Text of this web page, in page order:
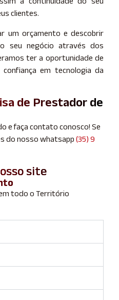
clientes.
um orçamento e descobrir
seu negócio através dos
ter a oportunidade de
em tecnologia da
de Prestador de
e faça contato conosco! Se
do nosso whatsapp (35) 9
site
todo o Território